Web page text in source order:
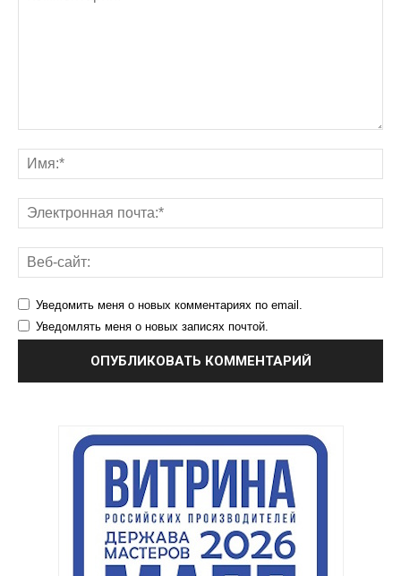
Уведомить меня о новых комментариях по email.
Уведомлять меня о новых записях почтой.